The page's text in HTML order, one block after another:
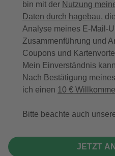
bin mit der Nutzung
Daten durch hagebau,
Analyse meines E-Mail-
Zusammenführung und
Coupons und
Mein Einverständnis
Nach Bestätigung
ich einen 10 €
Bitte beachte auch
JETZT